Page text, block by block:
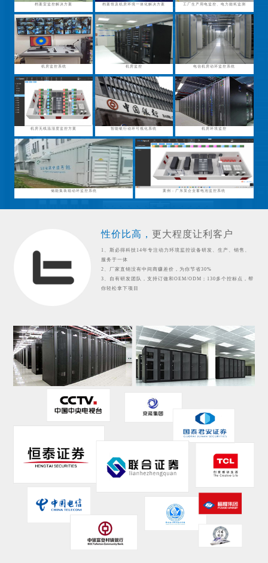
档案室监控解决方案 档案馆及机房环境一体化解决方案 工厂生产用电监控、电力能耗监测
机房监控系统 机房监控 电信机房动环监控系统
机房无线温湿度监控方案 智能银行动环可视化系统 机房环境监控
储能集装箱动环监控系统 案例：广东某企业蓄电池监控系统
性价比高， 更大程度让利客户
1、斯必得科技14年专注动力环境监控设备研发、生产、销售、
服务于一体
2、厂家直销没有中间商赚差价，为你节省30%
3、自有研发团队，支持订做和OEM/ODM；130多个控标点，帮
你轻松拿下项目